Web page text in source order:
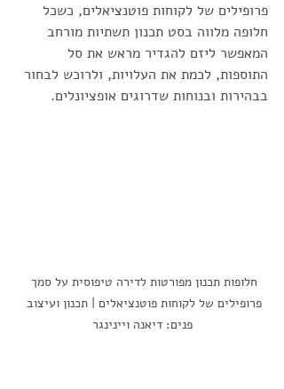
פרופילים של לקוחות פוטנציאלים, כשכל
חלופה מלווה בסט תכנון תשתיות מורחב
המאפשר ליזם להגדיר מראש את סל
התוספות, לכמת את העלויות, ולרוכש לבחור
בבהירות ובנוחות שדרוגים אופציונלים.
חלופות תכנון מפורטות לדירה טיפוסית על סמך
פרופילים של לקוחות פוטנציאלים | תכנון ועיצוב
פנים: דיאנה ויינינגר